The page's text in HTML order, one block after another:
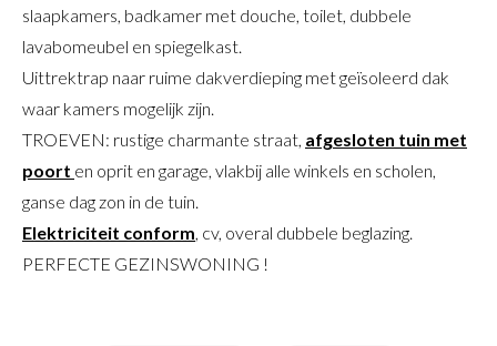
slaapkamers, badkamer met douche, toilet, dubbele
lavabomeubel en spiegelkast.
Uittrektrap naar ruime dakverdieping met geïsoleerd dak
waar kamers mogelijk zijn.
TROEVEN: rustige charmante straat, afgesloten tuin met
poort en oprit en garage, vlakbij alle winkels en scholen,
ganse dag zon in de tuin.
Elektriciteit conform, cv, overal dubbele beglazing.
PERFECTE GEZINSWONING !